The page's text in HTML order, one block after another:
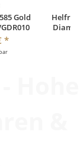
Gold
*